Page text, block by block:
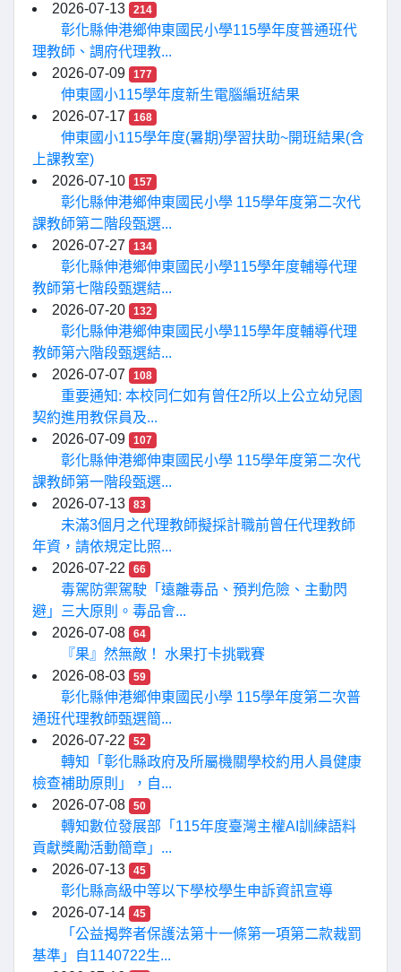
2026-07-13
214
彰化縣伸港鄉伸東國民小學115學年度普通班代
理教師、調府代理教...
2026-07-09
177
伸東國小115學年度新生電腦編班結果
2026-07-17
168
伸東國小115學年度(暑期)學習扶助~開班結果(含
上課教室)
2026-07-10
157
彰化縣伸港鄉伸東國民小學 115學年度第二次代
課教師第二階段甄選...
2026-07-27
134
彰化縣伸港鄉伸東國民小學115學年度輔導代理
教師第七階段甄選結...
2026-07-20
132
彰化縣伸港鄉伸東國民小學115學年度輔導代理
教師第六階段甄選結...
2026-07-07
108
重要通知: 本校同仁如有曾任2所以上公立幼兒園
契約進用教保員及...
2026-07-09
107
彰化縣伸港鄉伸東國民小學 115學年度第二次代
課教師第一階段甄選...
2026-07-13
83
未滿3個月之代理教師擬採計職前曾任代理教師
年資，請依規定比照...
2026-07-22
66
毒駕防禦駕駛「遠離毒品、預判危險、主動閃
避」三大原則。毒品會...
2026-07-08
64
『果』然無敵！ 水果打卡挑戰賽
2026-08-03
59
彰化縣伸港鄉伸東國民小學 115學年度第二次普
通班代理教師甄選簡...
2026-07-22
52
轉知「彰化縣政府及所屬機關學校約用人員健康
檢查補助原則」，自...
2026-07-08
50
轉知數位發展部「115年度臺灣主權AI訓練語料
貢獻獎勵活動簡章」...
2026-07-13
45
彰化縣高級中等以下學校學生申訴資訊宣導
2026-07-14
45
「公益揭弊者保護法第十一條第一項第二款裁罰
基準」自1140722生...